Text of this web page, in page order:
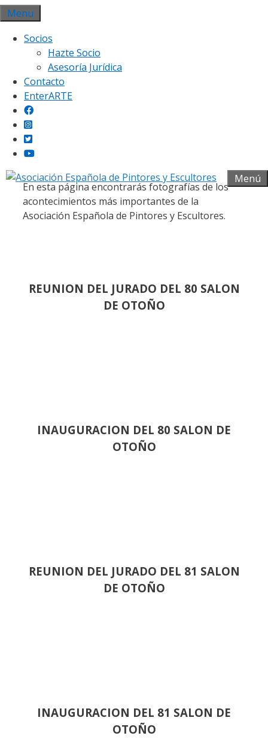
Saltar
al
contenido
Menu
Socios
Hazte Socio
Asesoría Jurídica
Contacto
EnterARTE
Menú
Galería fotográfica
En esta página encontrarás fotografías de los
acontecimientos más importantes de la
Asociación Española de Pintores y Escultores.
REUNION DEL JURADO DEL 80 SALON
DE OTOÑO
INAUGURACION DEL 80 SALON DE
OTOÑO
REUNION DEL JURADO DEL 81 SALON
DE OTOÑO
INAUGURACION DEL 81 SALON DE
OTOÑO